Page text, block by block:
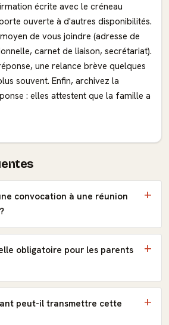
écrite avec le créneau
ouverte à d'autres disponibilités.
de vous joindre (adresse de
carnet de liaison, secrétariat).
une relance brève quelques
souvent. Enfin, archivez la
: elles attestent que la famille a
convocation à une réunion
obligatoire pour les parents
peut-il transmettre cette